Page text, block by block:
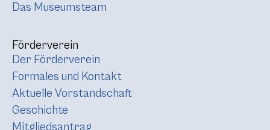
Das Museumsteam
Förderverein
Der Förderverein
Formales und Kontakt
Aktuelle Vorstandschaft
Geschichte
Mitgliedsantrag